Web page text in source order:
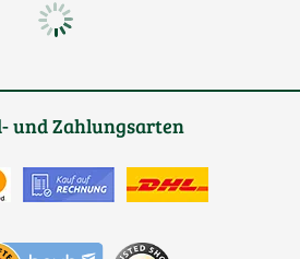
und Zahlungsarten